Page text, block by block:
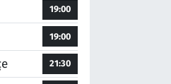
19:00
19:00
21:30